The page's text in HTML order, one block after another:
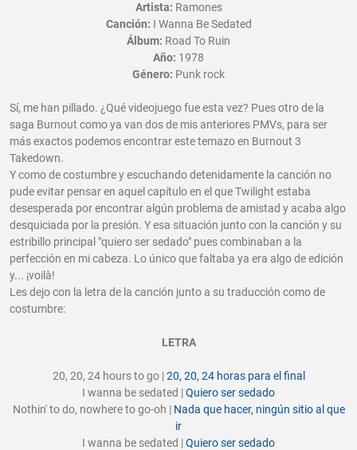
Artista: Ramones
Canción: I Wanna Be Sedated
Álbum: Road To Ruin
Año: 1978
Género: Punk rock
Sí, me han pillado. ¿Qué videojuego fue esta vez? Pues otro de la
saga Burnout como ya van dos de mis anteriores PMVs, para ser
más exactos podemos encontrar este temazo en Burnout 3
Takedown.
Y como de costumbre y escuchando detenidamente la canción no
pude evitar pensar en aquel capítulo en el que Twilight estaba
desesperada por encontrar algún problema de amistad y acaba algo
desquiciada por la presión. Y esa situación junto con la canción y su
estribillo principal "quiero ser sedado" pues combinaban a la
perfección en mi cabeza. Lo único que faltaba ya era algo de edición
y... ¡voilà!
Les dejo con la letra de la canción junto a su traducción como de
costumbre:
LETRA
20, 20, 24 hours to go |20, 20, 24 horas para el final
I wanna be sedated |Quiero ser sedado
Nothin' to do, nowhere to go-oh | Nada que hacer, ningún sitio al que
ir
I wanna be sedated |Quiero ser sedado